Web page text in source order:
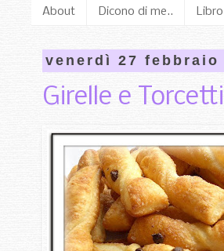
About Dicono di me..
venerdì 27 febbraio
Girelle e